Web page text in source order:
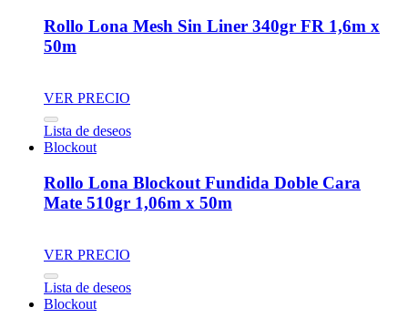
Rollo Lona Mesh Sin Liner 340gr FR 1,6m x
50m
VER PRECIO
Lista de deseos
Blockout
Rollo Lona Blockout Fundida Doble Cara
Mate 510gr 1,06m x 50m
VER PRECIO
Lista de deseos
Blockout